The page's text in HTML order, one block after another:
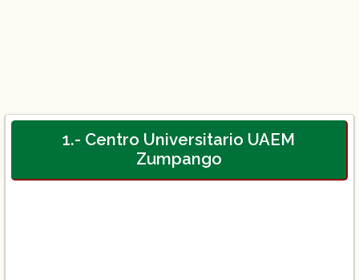
1.- Centro Universitario UAEM
Zumpango